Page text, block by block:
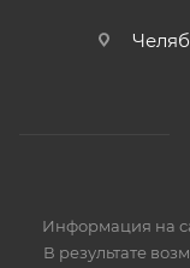
Информация на
В результате